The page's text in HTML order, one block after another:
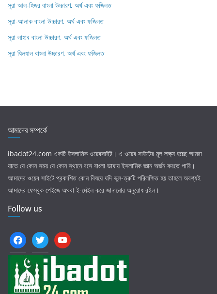
সূরা আল-হিজর বাংলা উচ্চারণ, অর্থ এবং ফজিলত
সূরা-আলাক বাংলা উচ্চারণ, অর্থ এবং ফজিলত
সূরা লাহাব‌‌‌ বাংলা উচ্চারণ, অর্থ এবং ফজিলত
সূরা যিলযাল বাংলা উচ্চারণ, অর্থ এবং ফজিলত
আমাদের সম্পর্কে
ibadot24.com একটি ইসলামিক ওয়েবসাইট। এ ওয়েব সাইটের মূল লক্ষ্য হচ্ছে আমরা
যাতে যে কোন সময় যে কোন স্থানে বসে বাংলা ভাষায় ইসলামিক জ্ঞান অর্জন করতে পারি।
আমাদের ওয়েব সাইটে প্রকাশিত কোন বিষয়ে যদি ভুল-ত্রুটি পরিলক্ষিত হয় তাহলে অবশ্যই
আমাদের ফেসবুক পেইজে অথবা ই-মেইল করে জানানোর অনুরোধ রইল।
Follow us
facebooktwitter youtube